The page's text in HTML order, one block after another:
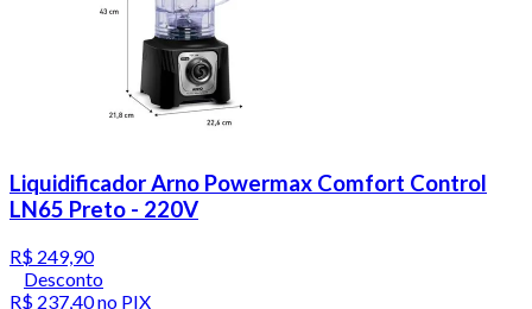
Liquidificador Arno Powermax Comfort Control
LN65 Preto - 220V
R$ 249,90
Desconto
R$ 237,40no PIX